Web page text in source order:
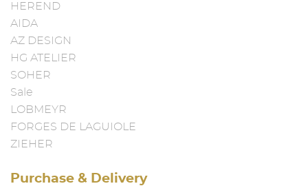
HEREND
AIDA
AZ DESIGN
HG ATELIER
SOHER
Sale
LOBMEYR
FORGES DE LAGUIOLE
ZIEHER
Purchase & Delivery